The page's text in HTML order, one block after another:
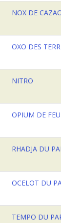
NOX DE
OXO DES
NITRO
OPIUM DE
RHADJA DU
OCELOT DU
TEMPO DU